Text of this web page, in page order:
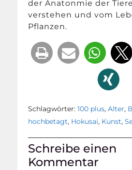
der Anatonmie der
verstehen und vom
Pflanzen.
Schlagwörter:100 plus,Alter,
hochbetagt, Hokusai, Kunst,
Schreibe einen
Kommentar